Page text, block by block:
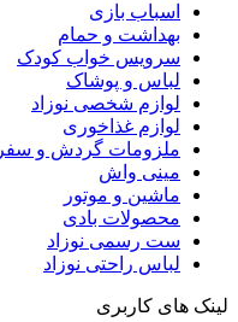
اسباب بازی
بهداشت و حمام
سرویس خواب کودک
لباس و پوشاک
لوازم شخصی نوزاد
لوازم غذاخوری
ملزومات گردش و سفر
مینی واش
ماشین و موتور
محصولات بادی
ست رسمی نوزاد
لباس راحتی نوزاد
لینک های کاربری